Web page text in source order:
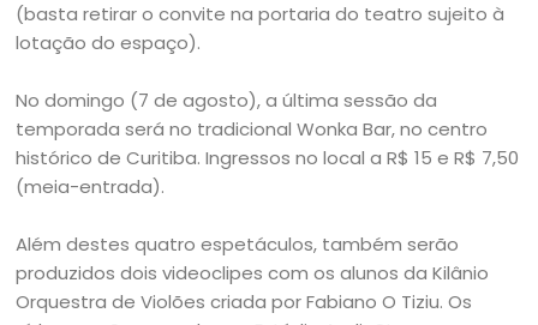
(basta retirar o convite na portaria do teatro sujeito à
lotação do espaço).
No domingo (7 de agosto), a última sessão da
temporada será no tradicional Wonka Bar, no centro
histórico de Curitiba. Ingressos no local a R$ 15 e R$ 7,50
(meia-entrada).
Além destes quatro espetáculos, também serão
produzidos dois videoclipes com os alunos da Kilânio
Orquestra de Violões criada por Fabiano O Tiziu. Os